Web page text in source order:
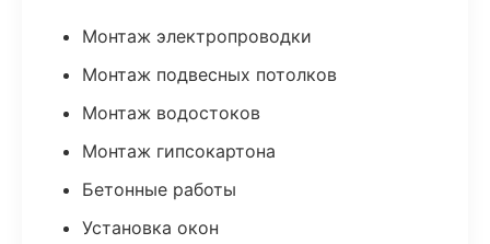
Монтаж электропроводки
Монтаж подвесных потолков
Монтаж водостоков
Монтаж гипсокартона
Бетонные работы
Установка окон